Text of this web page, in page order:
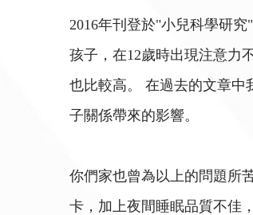
2016年刊登於"小兒科學研
孩子，在12歲時出現注意力
也比較高。 在過去的文章中
子關係帶來的影響。
你們家也曾為以上的問題所
卡，加上夜間睡眠品質不佳